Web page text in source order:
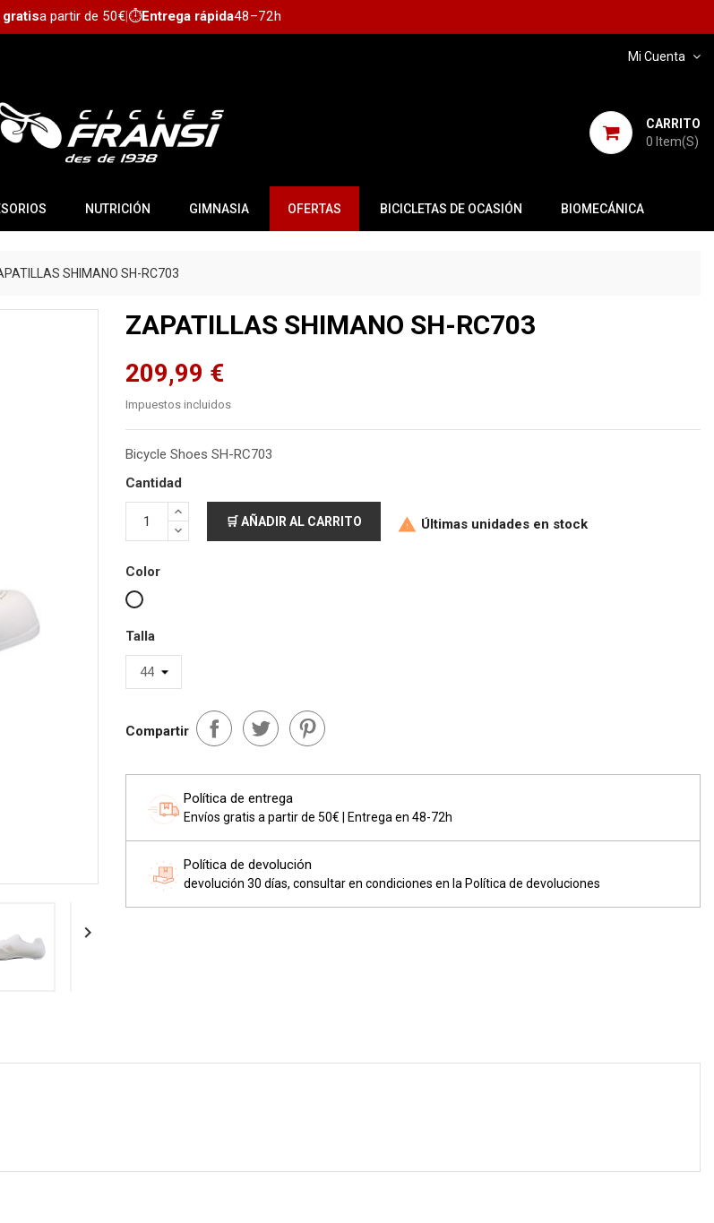
gratisa partir de 50€|⏱️Entrega rápida48–72h
Mi Cuenta
CARRITO
0 Item(s)
NUTRICIÓN GIMNASIA OFERTAS BICICLETAS DE OCASIÓN BIOMECÁNICA
SHIMANO SH-RC703

ZAPATILLAS SHIMANO SH-RC703
209,99 €
Impuestos incluidos
Bicycle Shoes SH-RC703
Cantidad
🛒 AÑADIR AL CARRITO  Últimas unidades en stock
Color
Blanco
Talla
Compartir
Política de entrega
Envíos gratis a partir de 50€ | Entrega en 48-72h
Política de devolución
devolución 30 días, consultar en condiciones en la Política de devoluciones